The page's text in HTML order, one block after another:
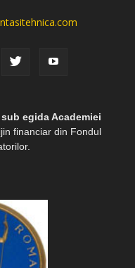
egida Academiei
financiar din Fondul